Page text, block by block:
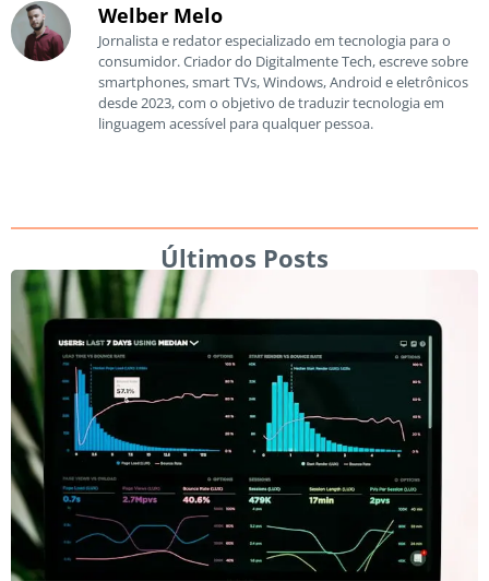
Welber Melo
Jornalista e redator especializado em tecnologia para o
consumidor. Criador do Digitalmente Tech, escreve sobre
smartphones, smart TVs, Windows, Android e eletrônicos
desde 2023, com o objetivo de traduzir tecnologia em
linguagem acessível para qualquer pessoa.
Últimos Posts